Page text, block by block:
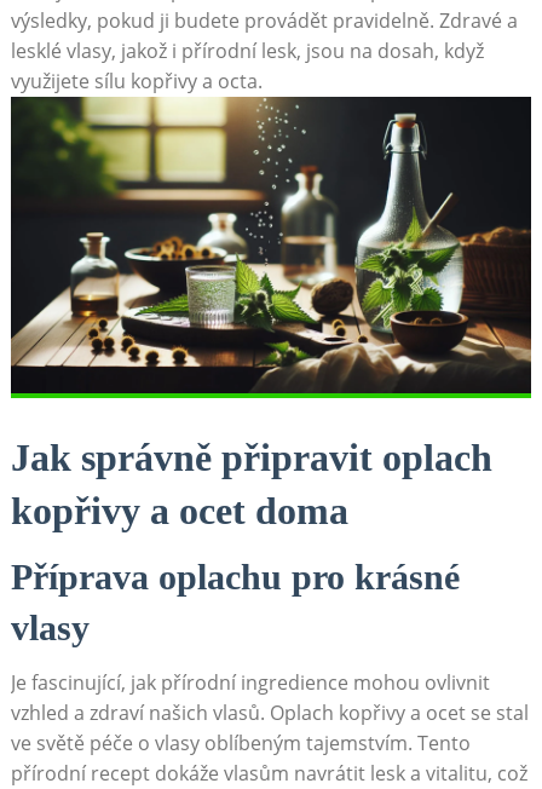
výsledky, pokud ji budete provádět pravidelně. Zdravé a
lesklé ​vlasy, ‌jakož i‌ přírodní lesk, jsou na dosah,‍ když
využijete ‌sílu kopřivy a ⁤octa.
Jak správně připravit⁣ oplach ​
kopřivy a‌ ocet doma
Příprava oplachu ‌pro krásné
vlasy
Je ⁣fascinující, jak přírodní ingredience mohou ovlivnit
vzhled a zdraví ‍našich vlasů.⁢ Oplach kopřivy‍ a ocet se stal
ve světě ⁤péče o vlasy oblíbeným tajemstvím. Tento
přírodní ​recept dokáže vlasům​ navrátit lesk a vitalitu, což